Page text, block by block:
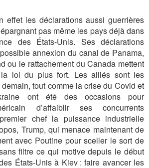
effet les déclarations aussi guerrières
pas même les pays déjà dans
des États-Unis. Ses déclarations
annexion du canal de Panama,
ou le rattachement du Canada mettent
loi du plus fort. Les alliés sont les
tout comme la crise du Covid et
ont été des occasions pour
d’affaiblir ses concurrents
chef la puissance industrielle
Trump, qui menace maintenant de
avec Poutine pour sceller le sort de
filtre ce qui motive depuis le début
États-Unis à Kiev : faire avancer les